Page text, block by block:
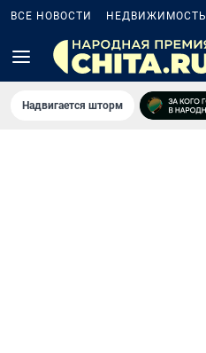
ВСЕ НОВОСТИ НЕДВИЖИМОСТЬ
Надвигается шторм